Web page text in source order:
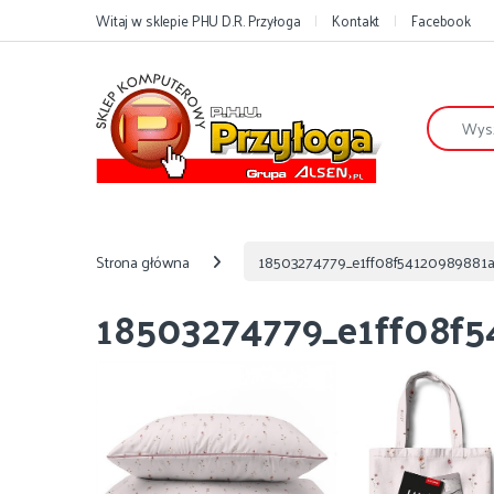
Przejdź do nawigacji
Przejdź do treściWitaj w sklepie PHU D.R. Przyłoga Kontakt Facebook
Szukaj:
Strona główna